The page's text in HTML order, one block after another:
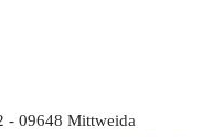
- 09648 Mittweida